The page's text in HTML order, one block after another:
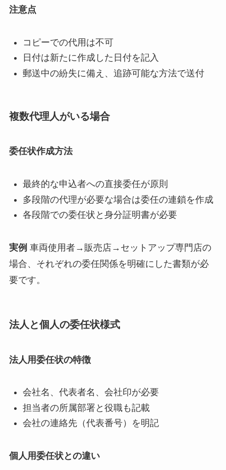
注意点
コピーでの代用は不可
日付は新たに作成した日付を記入
郵送中の紛失に備え、追跡可能な方法で送付
複数代理人がいる場合
委任状作成方法
最終的な申込者への直接委任が原則
多段階の代理が必要な場合は委任の連鎖を作成
各段階での委任状と身分証明書が必要
実例 車両使用者→販売店→セットアップ専門店の
場合、それぞれの委任関係を明確にした書類が必
要です。
法人と個人の委任状様式
法人用委任状の特徴
会社名、代表者名、会社印が必要
担当者の所属部署と役職も記載
会社の連絡先（代表番号）を明記
個人用委任状との違い